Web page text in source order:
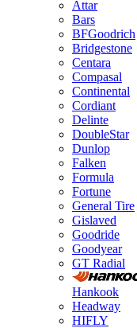
Attar
Bars
BFGoodrich
Bridgestone
Centara
Compasal
Continental
Cordiant
Delinte
DoubleStar
Dunlop
Falken
Formula
Fortune
General Tire
Gislaved
Goodride
Goodyear
GT Radial
Hankook
Headway
HIFLY